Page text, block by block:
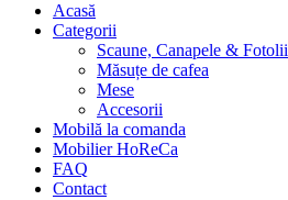
Acasă
Categorii
Scaune, Canapele & Fotolii
Măsuțe de cafea
Mese
Accesorii
Mobilă la comanda
Mobilier HoReCa
FAQ
Contact